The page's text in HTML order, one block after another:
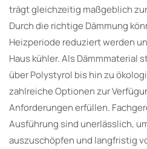
trägt gleichzeitig maßgeblich
Durch die richtige Dämmung
Heizperiode reduziert werden
Haus kühler. Als Dämmmaterial
über Polystyrol bis hin zu
zahlreiche Optionen zur
Anforderungen erfüllen.
Ausführung sind unerlässlich,
auszuschöpfen und langfristig